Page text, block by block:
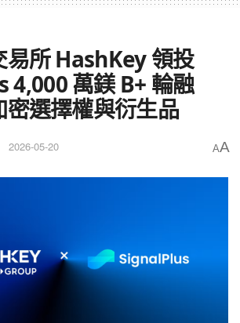
易所 HashKey 領投
4,000 萬鎂 B+ 輪融
密選擇權與衍生品
2026-05-20 AA